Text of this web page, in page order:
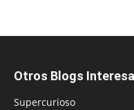
Otros Blogs
Supercurioso